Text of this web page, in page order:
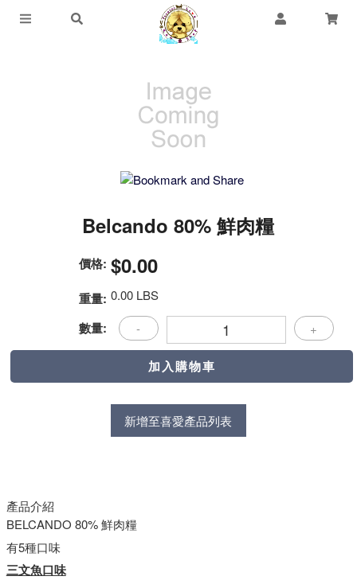
Belcando 80% 鮮肉糧
價格: $0.00
重量: 0.00 LBS
數量: - +
新增至喜愛產品列表
產品介紹
BELCANDO 80% 鮮肉糧
有5種口味
三文魚口味